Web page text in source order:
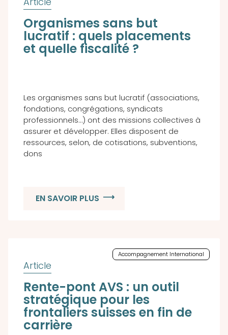
Organismes sans but
lucratif : quels placements
et quelle fiscalité ?
Les organismes sans but lucratif (associations,
fondations, congrégations, syndicats
professionnels…) ont des missions collectives à
assurer et développer. Elles disposent de
ressources, selon, de cotisations, subventions,
dons
EN SAVOIR PLUS
Accompagnement International
Rente-pont AVS : un outil
stratégique pour les
frontaliers suisses en fin de
carrière